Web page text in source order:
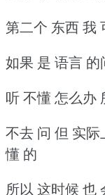
第二个 东西 我
如果 是 语言
听 不懂 怎么办
不去 问 但 实
懂 的
所以 这时候 也